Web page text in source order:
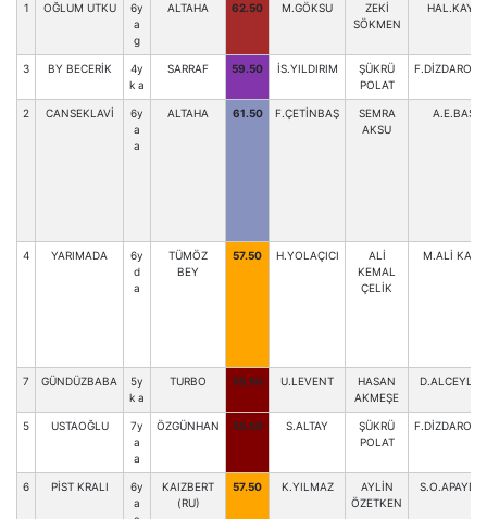
1 OĞLUM UTKU
6y
a
g
ALTAHA 62.50 M.GÖKSU
ZEKİ
SÖKMEN
HAL.KAYA
3 BY BECERİK
4y
k a
SARRAF 59.50 İS.YILDIRIM
ŞÜKRÜ
POLAT
2 CANSEKLAVİ
6y
a
a
ALTAHA 61.50 F.ÇETİNBAŞ
SEMRA
AKSU
A.E.BAŞ
4 YARIMADA
6y
d
a
TÜMÖZ
BEY
57.50 H.YOLAÇICI
ALİ
KEMAL
ÇELİK
M.ALİ KAYA
7 GÜNDÜZBABA
5y
k a
TURBO 55.50 U.LEVENT
HASAN
AKMEŞE
5 USTAOĞLU
7y
a
a
ÖZGÜNHAN 55.50 S.ALTAY
ŞÜKRÜ
POLAT
6 PİST KRALI
6y
a
KAIZBERT
(RU)
57.50 K.YILMAZ
AYLİN
ÖZETKEN
S.O.APAYDIN